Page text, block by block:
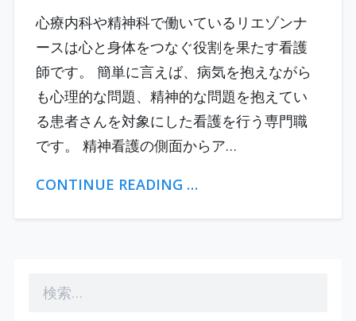
心療内科や精神科で働いているリエゾンナ
ースは心と身体をつなぐ役割を果たす看護
師です。 簡単に言えば、病気を抱えながら
も心理的な問題、精神的な問題を抱えてい
る患者さんを対象にした看護を行う専門職
です。 精神看護の側面からア…
CONTINUE READING …